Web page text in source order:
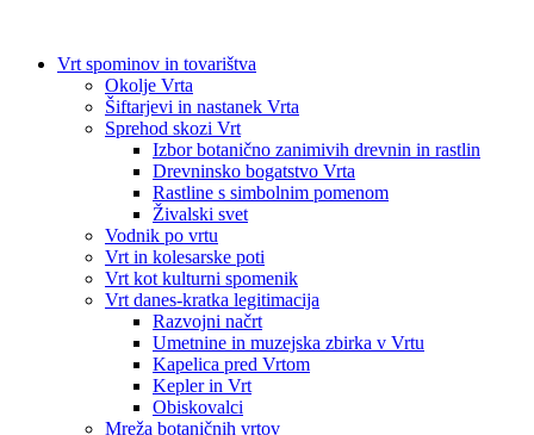
Vrt spominov in tovarištva
Okolje Vrta
Šiftarjevi in nastanek Vrta
Sprehod skozi Vrt
Izbor botanično zanimivih drevnin in rastlin
Drevninsko bogatstvo Vrta
Rastline s simbolnim pomenom
Živalski svet
Vodnik po vrtu
Vrt in kolesarske poti
Vrt kot kulturni spomenik
Vrt danes-kratka legitimacija
Razvojni načrt
Umetnine in muzejska zbirka v Vrtu
Kapelica pred Vrtom
Kepler in Vrt
Obiskovalci
Mreža botaničnih vrtov